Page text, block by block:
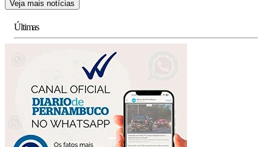
Veja mais notícias
Últimas